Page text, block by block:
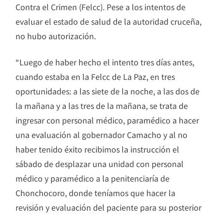
Contra el Crimen (Felcc). Pese a los intentos de
evaluar el estado de salud de la autoridad cruceña,
no hubo autorización.
“Luego de haber hecho el intento tres días antes,
cuando estaba en la Felcc de La Paz, en tres
oportunidades: a las siete de la noche, a las dos de
la mañana y a las tres de la mañana, se trata de
ingresar con personal médico, paramédico a hacer
una evaluación al gobernador Camacho y al no
haber tenido éxito recibimos la instrucción el
sábado de desplazar una unidad con personal
médico y paramédico a la penitenciaría de
Chonchocoro, donde teníamos que hacer la
revisión y evaluación del paciente para su posterior